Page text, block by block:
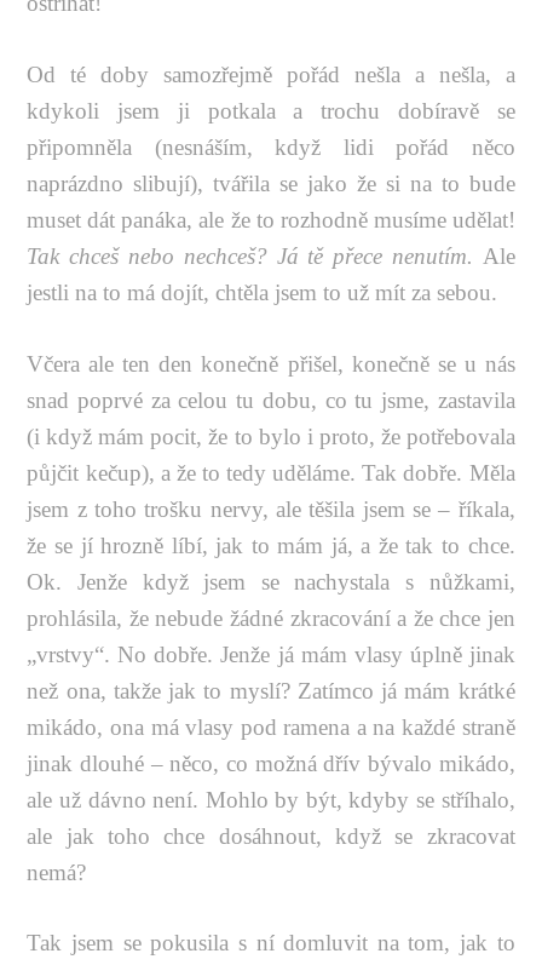
Od té doby samozřejmě pořád nešla a nešla, a
kdykoli jsem ji potkala a trochu dobíravě se
připomněla (nesnáším, když lidi pořád něco
naprázdno slibují), tvářila se jako že si na to bude
muset dát panáka, ale že to rozhodně musíme udělat!
Tak chceš nebo nechceš? Já tě přece nenutím. Ale
jestli na to má dojít, chtěla jsem to už mít za sebou.
Včera ale ten den konečně přišel, konečně se u nás
snad poprvé za celou tu dobu, co tu jsme, zastavila
(i když mám pocit, že to bylo i proto, že potřebovala
půjčit kečup), a že to tedy uděláme. Tak dobře. Měla
jsem z toho trošku nervy, ale těšila jsem se – říkala,
že se jí hrozně líbí, jak to mám já, a že tak to chce.
Ok. Jenže když jsem se nachystala s nůžkami,
prohlásila, že nebude žádné zkracování a že chce jen
„vrstvy“. No dobře. Jenže já mám vlasy úplně jinak
než ona, takže jak to myslí? Zatímco já mám krátké
mikádo, ona má vlasy pod ramena a na každé straně
jinak dlouhé – něco, co možná dřív bývalo mikádo,
ale už dávno není. Mohlo by být, kdyby se stříhalo,
ale jak toho chce dosáhnout, když se zkracovat
nemá?
Tak jsem se pokusila s ní domluvit na tom, jak to